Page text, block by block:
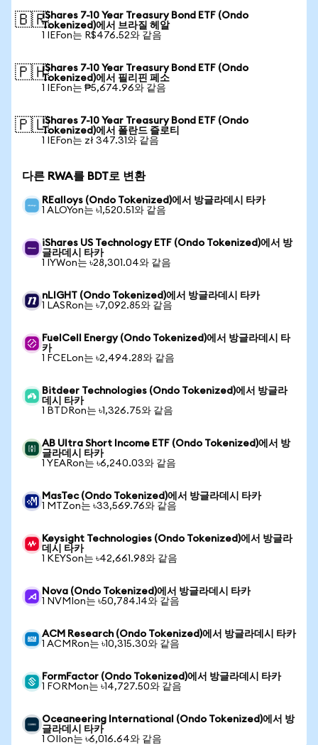
🇧🇷iShares 7-10 Year Treasury Bond ETF (Ondo
Tokenized)에서 브라질 헤알
1 IEFon는 R$476.52와 같음
🇵🇭iShares 7-10 Year Treasury Bond ETF (Ondo
Tokenized)에서 필리핀 페소
1 IEFon는 ₱5,674.96와 같음
🇵🇱iShares 7-10 Year Treasury Bond ETF (Ondo
Tokenized)에서 폴란드 즐로티
1 IEFon는 zł 347.31와 같음
다른 RWA를 BDT로 변환
REalloys (Ondo Tokenized)에서 방글라데시 타카
1 ALOYon는 ৳1,520.51와 같음
iShares US Technology ETF (Ondo Tokenized)에서 방
글라데시 타카
1 IYWon는 ৳28,301.04와 같음
nLIGHT (Ondo Tokenized)에서 방글라데시 타카
1 LASRon는 ৳7,092.85와 같음
FuelCell Energy (Ondo Tokenized)에서 방글라데시 타
카
1 FCELon는 ৳2,494.28와 같음
Bitdeer Technologies (Ondo Tokenized)에서 방글라
데시 타카
1 BTDRon는 ৳1,326.75와 같음
AB Ultra Short Income ETF (Ondo Tokenized)에서 방
글라데시 타카
1 YEARon는 ৳6,240.03와 같음
MasTec (Ondo Tokenized)에서 방글라데시 타카
1 MTZon는 ৳33,569.76와 같음
Keysight Technologies (Ondo Tokenized)에서 방글라
데시 타카
1 KEYSon는 ৳42,661.98와 같음
Nova (Ondo Tokenized)에서 방글라데시 타카
1 NVMIon는 ৳50,784.14와 같음
ACM Research (Ondo Tokenized)에서 방글라데시 타카
1 ACMRon는 ৳10,315.30와 같음
FormFactor (Ondo Tokenized)에서 방글라데시 타카
1 FORMon는 ৳14,727.50와 같음
Oceaneering International (Ondo Tokenized)에서 방
글라데시 타카
1 OIIon는 ৳6,016.64와 같음